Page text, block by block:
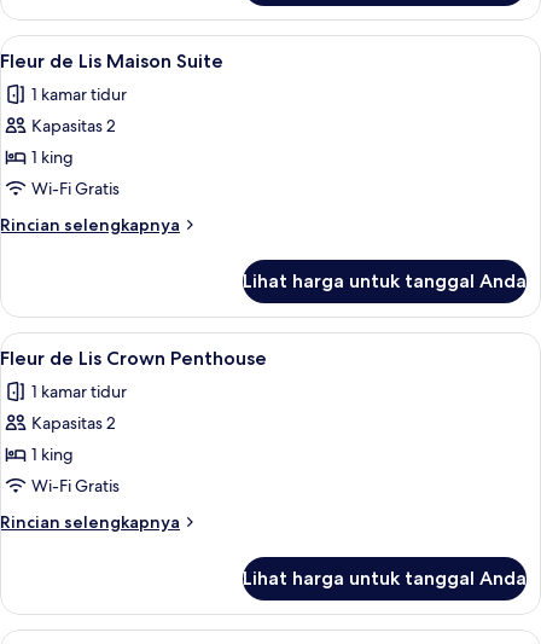
Fleur
de
Lis
Suite
Lihat
semua
foto
untuk
Fleur
de
Lis
Maison
Fleur de Lis Maison Suite | Area
3
Fleur de Lis Maison Suite
1 kamar tidur
Kapasitas 2
1 king
Wi-Fi Gratis
Rincian selengkapnya
Rincian
Fleur
de
Lis
Suite
Lihat harga untuk tanggal Anda
Lihat
semua
foto
untuk
Fleur
de
Lis
Crown
Fleur de Lis Crown Penthouse | Area
5
Fleur de Lis Crown Penthouse
1 kamar tidur
Kapasitas 2
1 king
Wi-Fi Gratis
Rincian selengkapnya
Rincian
Fleur
de
Lihat harga untuk tanggal Anda
Suite Panorama | Seprai katun